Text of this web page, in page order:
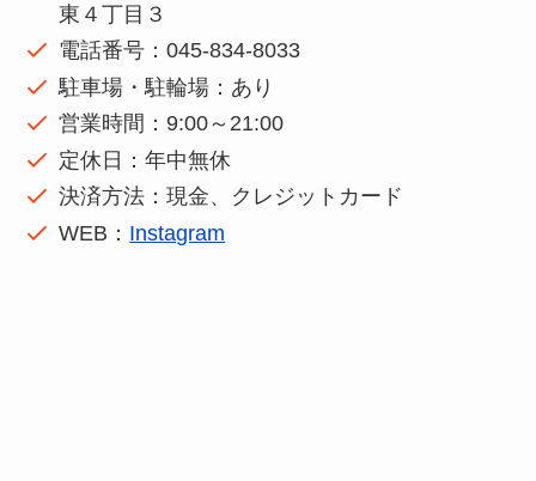
東４丁目３
電話番号：045-834-8033
駐車場・駐輪場：あり
営業時間：9:00～21:00
定休日：年中無休
決済方法：現金、クレジットカード
WEB： Instagram